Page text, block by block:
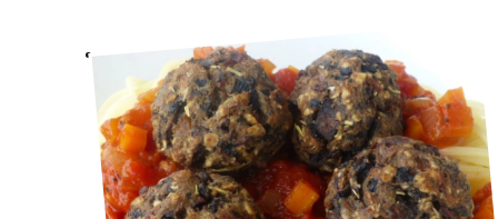
&
aubergine